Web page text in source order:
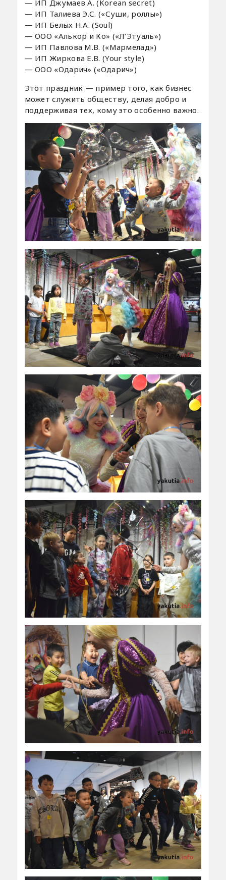
— ИП Джумаев А. (Korean secret)
— ИП Талиева Э.С. («Суши, роллы»)
— ИП Белых Н.А. (Soul)
— ООО «Алькор и Ко» («Л’Этуаль»)
— ИП Павлова М.В. («Мармелад»)
— ИП Жиркова Е.В. (Your style)
— ООО «Одарич» («Одарич»)
Этот праздник — пример того, как бизнес
может служить обществу, делая добро и
поддерживая тех, кому это особенно важно.